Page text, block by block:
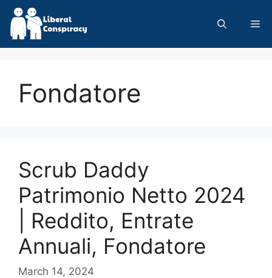
Skip
content
Fondatore
Scrub Daddy
Patrimonio Netto 2024
| Reddito, Entrate
Annuali, Fondatore
March 14, 2024